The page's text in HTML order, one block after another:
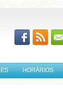
HORÁRIOS